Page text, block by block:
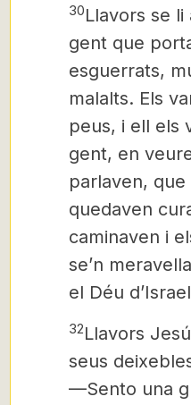
30Llavors se
gent que
esguerrats,
malalts. Els
peus, i ell els
gent, en
parlaven,
quedaven
caminaven i
se’n
el Déu
32Llavors
seus
—Sento una